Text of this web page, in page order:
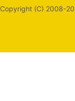
Copyright (C) 2008-